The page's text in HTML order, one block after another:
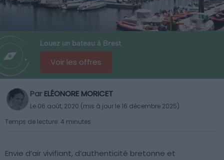
Louez un bateau à Brest
Voir les offres
Par ELÉONORE MORICET
Le 06 août, 2020 (mis à jour le 16 décembre 2025)
Temps de lecture: 4 minutes
Envie d’air vivifiant, d’authenticité bretonne et